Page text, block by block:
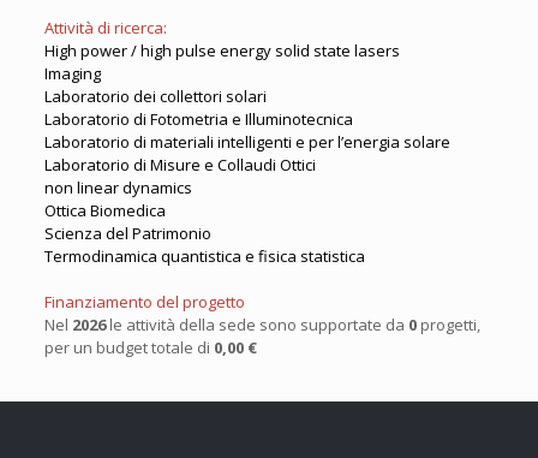
Attività di ricerca:
High power / high pulse energy solid state lasers
Imaging
Laboratorio dei collettori solari
Laboratorio di Fotometria e Illuminotecnica
Laboratorio di materiali intelligenti e per l’energia solare
Laboratorio di Misure e Collaudi Ottici
non linear dynamics
Ottica Biomedica
Scienza del Patrimonio
Termodinamica quantistica e fisica statistica
Finanziamento del progetto
Nel 2026le attività della sede sono supportate da 0progetti,
per un budget totale di 0,00 €